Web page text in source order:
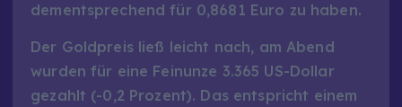
dementsprechend für 0,8681 Euro zu haben.
Der Goldpreis ließ leicht nach, am Abend
wurden für eine Feinunze 3.365 US-Dollar
gezahlt (-0,2 Prozent). Das entspricht einem